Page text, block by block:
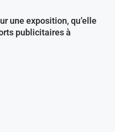
une exposition, qu’elle
publicitaires à